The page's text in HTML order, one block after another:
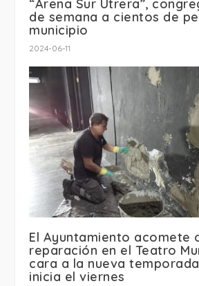
“Arena Sur Utrera”,
de semana a cientos de
municipio
2024-06-11
El Ayuntamiento acomete
reparación en el Teatro
cara a la nueva
inicia el viernes